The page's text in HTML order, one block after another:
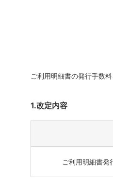
ご利用明細書の発行手数
1.改定内容
ご利用明細書発